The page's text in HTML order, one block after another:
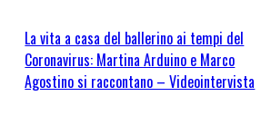
La vita a casa del ballerino ai tempi del
Coronavirus: Martina Arduino e Marco
Agostino si raccontano – Videointervista